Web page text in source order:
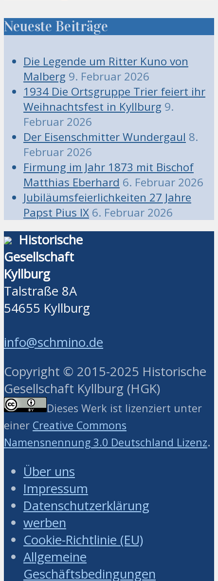
Neueste Beiträge
Die Legende um Ritter Kuno von
Malberg 9. Februar 2026
1934 Die Ortsgruppe Trier feiert ihr
Weihnachtsfest in Kyllburg 9.
Februar 2026
Der Eisenschmitter Wundergaul 8.
Februar 2026
Firmung im Jahr 1873 mit Bischof
Matthias Eberhard 6. Februar 2026
Jubiläumsfeierlichkeiten 27 Jahre
Papst Pius IX 6. Februar 2026
Historische
Gesellschaft
Kyllburg
Talstraße 8A
54655 Kyllburg
info@schmino.de
Copyright © 2015-2025 Historische
Gesellschaft Kyllburg (HGK)
Dieses Werk ist lizenziert unter
einer Creative Commons
Namensnennung 3.0 Deutschland Lizenz.
Über uns
Impressum
Datenschutzerklärung
werben
Cookie-Richtlinie (EU)
Allgemeine
Geschäftsbedingungen